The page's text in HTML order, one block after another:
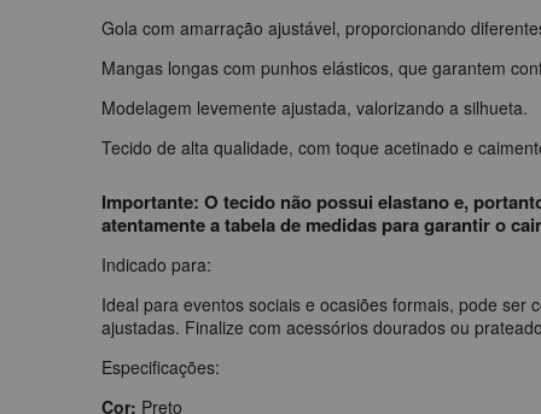
Gola com amarração ajustável, proporcionando
Mangas longas com punhos elásticos, que garantem
Modelagem levemente ajustada, valorizando a silhueta.
Tecido de alta qualidade, com toque acetinado e
Importante: O tecido não possui elastano e,
atentamente a tabela de medidas para garantir o
Indicado para:
Ideal para eventos sociais e ocasiões formais, pode
ajustadas. Finalize com acessórios dourados ou
Especificações:
Cor: Preto